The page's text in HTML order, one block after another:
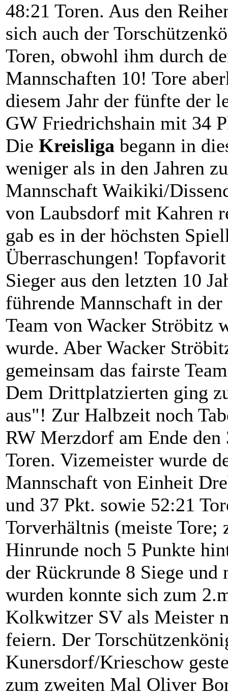
48:21 Toren. Aus den
sich auch der
Toren, obwohl ihm durch
Mannschaften 10! Tore
diesem Jahr der fünfte der
GW Friedrichshain mit 34
Die Kreisliga begann in
weniger als in den Jahren
Mannschaft Waikiki/
von Laubsdorf mit Kahren
gab es in der höchsten
Überraschungen!
Sieger aus den letzten 10
führende Mannschaft in
Team von Wacker Ströbitz
wurde. Aber Wacker
gemeinsam das fairste
Dem Drittplatzierten ging
aus"! Zur Halbzeit noch
RW Merzdorf am Ende
Toren. Vizemeister wurde
Mannschaft von Einheit
und 37 Pkt. sowie 52:21
Torverhältnis (meiste Tore;
Hinrunde noch 5 Punkte
der Rückrunde 8 Siege
wurden konnte sich zum
Kolkwitzer SV als Meister
feiern. Der
Kunersdorf/Krieschow
zum zweiten Mal Oliver